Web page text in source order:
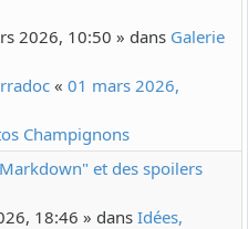
2026, 10:50 » dans Galerie
« 01 mars 2026,
Champignons
et des spoilers
18:46 » dans Idées,